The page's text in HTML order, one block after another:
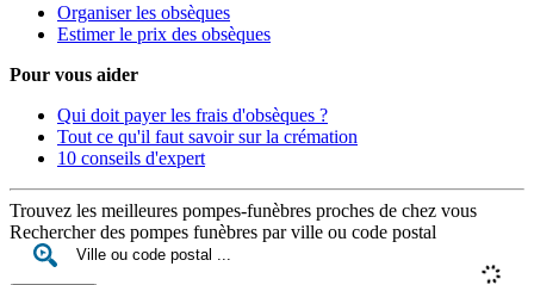
Organiser les obsèques
Estimer le prix des obsèques
Pour vous aider
Qui doit payer les frais d'obsèques ?
Tout ce qu'il faut savoir sur la crémation
10 conseils d'expert
Trouvez les meilleures pompes-funèbres proches de chez vous
Rechercher des pompes funèbres par ville ou code postal